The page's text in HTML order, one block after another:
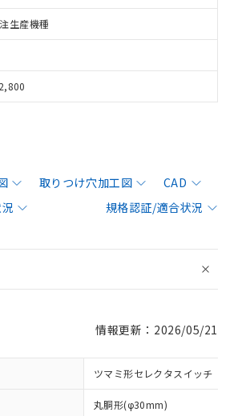
生産機種
取りつけ穴加工図
CAD
規格認証/適合状況
情報更新：2026/05/21
ツマミ形セレクタスイッチ
丸胴形(φ30mm)